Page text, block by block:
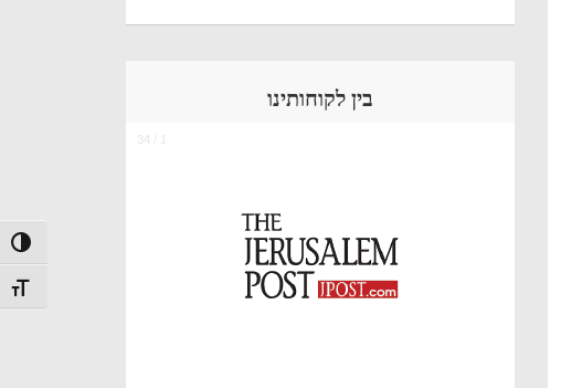
הפעל/
מתג
בין לקוחותינו